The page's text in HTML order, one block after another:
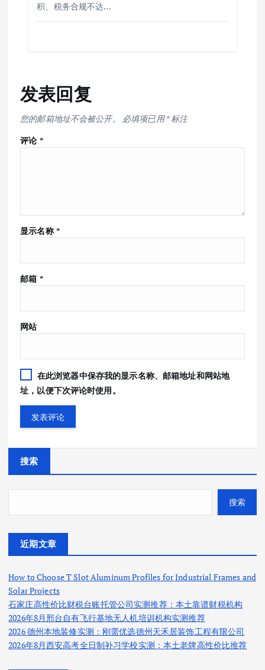
积、税务合规不达…
发表回复
您的邮箱地址不会被公开。 必填项已用*标注
评论 *
显示名称 *
邮箱 *
网站
在此浏览器中保存我的显示名称、邮箱地址和网站地
址，以便下次评论时使用。
搜索
搜索
近期文章
How to Choose T Slot Aluminum Profiles for Industrial Frames and
Solar Projects
石家庄高性价比财税台账托管公司实测推荐：本土靠谱财税机构
2026年8月邢台自有飞行基地无人机培训机构实测推荐
2026 德州本地装修实测：刚需优选德州天禾居装饰工程有限公司
2026年8月西安高考全日制补习学校实测：本土老牌高性价比推荐